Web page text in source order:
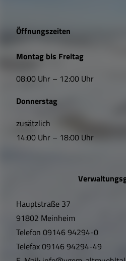
e
L
n
k
s
f
n
u
Öffnungszeiten
Montag bis Freitag
08:00 Uhr – 12:00 Uhr
Donnerstag
zusätzlich
14:00 Uhr – 18:00 Uhr
Hauptstraße 37
91802 Meinheim
Telefon 09146 94294-0
Telefax09146 94294-49